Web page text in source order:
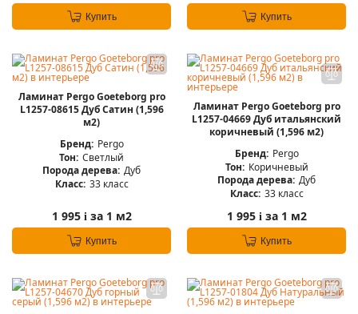
Купить Купить
Ламинат Pergo Goeteborg pro
L1257-08615 Дуб Сатин (1,596
м2)
Бренд: Pergo
Тон: Светлый
Порода дерева: Дуб
Класс: 33 класс
1 995 iза 1 м2
Купить
Ламинат Pergo Goeteborg pro
L1257-04669 Дуб итальянский
коричневый (1,596 м2)
Бренд: Pergo
Тон: Коричневый
Порода дерева: Дуб
Класс: 33 класс
1 995 iза 1 м2
Купить